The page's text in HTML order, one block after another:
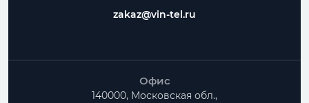
zakaz@vin-tel.ru
Офис
140000, Московская обл.,